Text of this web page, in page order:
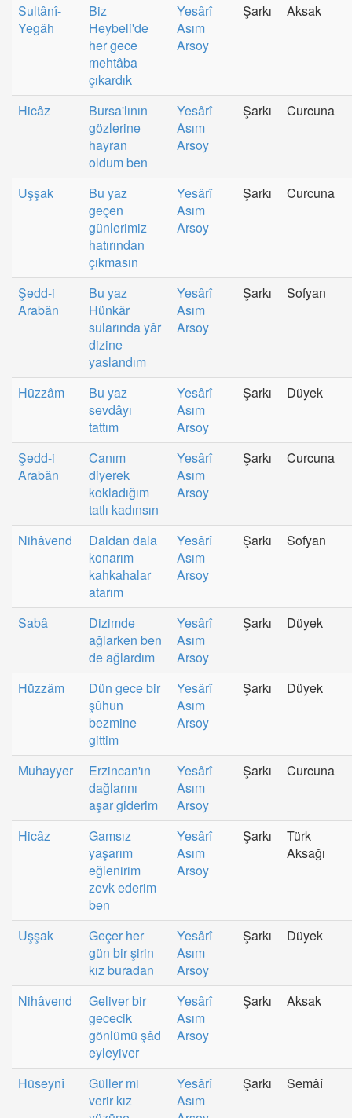
Sultânî-
Yegâh
Biz
Heybeli'de
her gece
mehtâba
çıkardık
Yesârî
Asım
Arsoy
Şarkı Aksak
Hicâz
Bursa'lının
gözlerine
hayran
oldum ben
Yesârî
Asım
Arsoy
Şarkı Curcuna
Uşşak
Bu yaz
geçen
günlerimiz
hatırından
çıkmasın
Yesârî
Asım
Arsoy
Şarkı Curcuna
Şedd-i
Arabân
Bu yaz
Hünkâr
sularında yâr
dizine
yaslandım
Yesârî
Asım
Arsoy
Şarkı Sofyan
Hüzzâm
Bu yaz
sevdâyı
tattım
Yesârî
Asım
Arsoy
Şarkı Düyek
Şedd-i
Arabân
Canım
diyerek
kokladığım
tatlı kadınsın
Yesârî
Asım
Arsoy
Şarkı Curcuna
Nihâvend
Daldan dala
konarım
kahkahalar
atarım
Yesârî
Asım
Arsoy
Şarkı Sofyan
Sabâ
Dizimde
ağlarken ben
de ağlardım
Yesârî
Asım
Arsoy
Şarkı Düyek
Hüzzâm
Dün gece bir
şûhun
bezmine
gittim
Yesârî
Asım
Arsoy
Şarkı Düyek
Muhayyer
Erzincan'ın
dağlarını
aşar giderim
Yesârî
Asım
Arsoy
Şarkı Curcuna
Hicâz
Gamsız
yaşarım
eğlenirim
zevk ederim
ben
Yesârî
Asım
Arsoy
Şarkı
Türk
Aksağı
Uşşak
Geçer her
gün bir şirin
kız buradan
Yesârî
Asım
Arsoy
Şarkı Düyek
Nihâvend
Geliver bir
gececik
gönlümü şâd
eyleyiver
Yesârî
Asım
Arsoy
Şarkı Aksak
Hüseynî
Güller mi
verir kız
Yesârî
Asım
Şarkı Semâî